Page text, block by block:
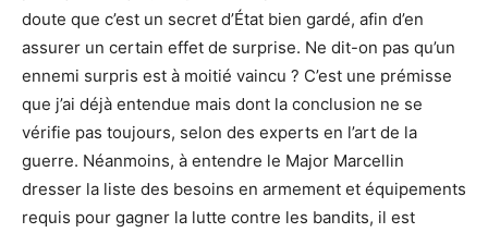
doute que c’est un secret d’État bien gardé, afin d’en
assurer un certain effet de surprise. Ne dit-on pas qu’un
ennemi surpris est à moitié vaincu ? C’est une prémisse
que j’ai déjà entendue mais dont la conclusion ne se
vérifie pas toujours, selon des experts en l’art de la
guerre. Néanmoins, à entendre le Major Marcellin
dresser la liste des besoins en armement et équipements
requis pour gagner la lutte contre les bandits, il est